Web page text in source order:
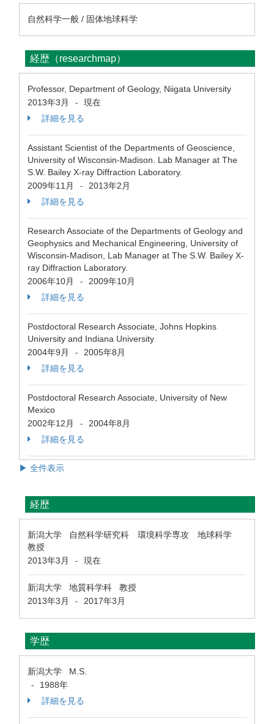
自然科学一般 / 固体地球科学
経歴（researchmap）
Professor, Department of Geology, Niigata University
2013年3月
-
現在
詳細を見る
Assistant Scientist of the Departments of Geoscience,
University of Wisconsin-Madison. Lab Manager at The
S.W. Bailey X-ray Diffraction Laboratory.
2009年11月
-
2013年2月
詳細を見る
Research Associate of the Departments of Geology and
Geophysics and Mechanical Engineering, University of
Wisconsin-Madison, Lab Manager at The S.W. Bailey X-
ray Diffraction Laboratory.
2006年10月
-
2009年10月
詳細を見る
Postdoctoral Research Associate, Johns Hopkins
University and Indiana University
2004年9月
-
2005年8月
詳細を見る
Postdoctoral Research Associate, University of New
Mexico
2002年12月
-
2004年8月
詳細を見る
▶ 全件表示
経歴
新潟大学 自然科学研究科 環境科学専攻 地球科学
教授
2013年3月
- 現在
新潟大学 地質科学科 教授
2013年3月
- 2017年3月
学歴
新潟大学 M.S.
-
1988年
詳細を見る